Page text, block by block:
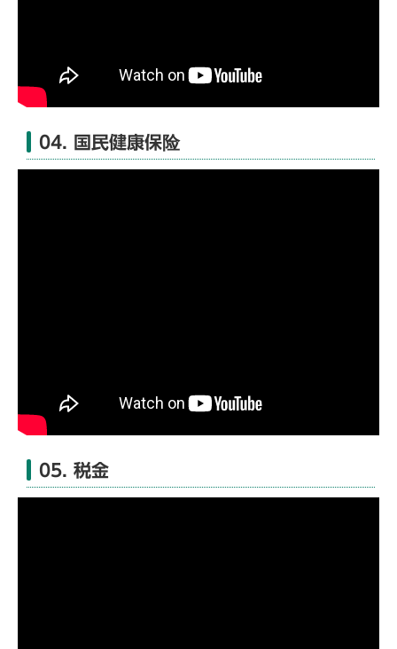
04. 国民健康保险
05. 税金